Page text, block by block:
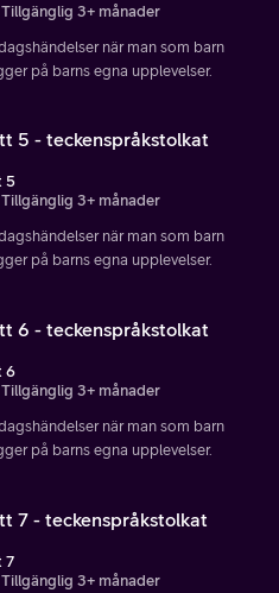
Tillgänglig 3+ månader
när man som barn
på barns egna upplevelser.
5 - teckenspråkstolkat
5
Tillgänglig 3+ månader
när man som barn
på barns egna upplevelser.
6 - teckenspråkstolkat
6
Tillgänglig 3+ månader
när man som barn
på barns egna upplevelser.
7 - teckenspråkstolkat
7
Tillgänglig 3+ månader